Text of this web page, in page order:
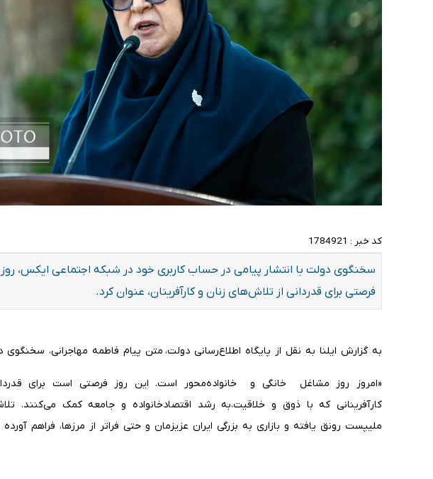
کد خبر : 1784921
سخنگوی دولت با انتشار پیامی در حساب کاربری خود در شبکه اجتماعی ایکس،
فرصتی برای قدردانی از تلاش‌های زنان و کارآفرینان، عنوان کرد.
به گزارش ایلنا به نقل از پایگاه اطلاع‌رسانی دولت، متن پیام فاطمه مهاجرانی،‌
«امروز روز مشاغل ⁧ خانگی⁩ و ⁧ خانواده‌محور⁩ است. این روز فرصتی است برای
کارآفرینانی که با ذوق و خلاقیت،به رشد اقتصادخانواده و جامعه کمک می‌کنند.
ملیپست⁩ رونق یافته و بازاری به بزرگی ایران عزیزمان و حتی فراتر از مرزها، فراهم